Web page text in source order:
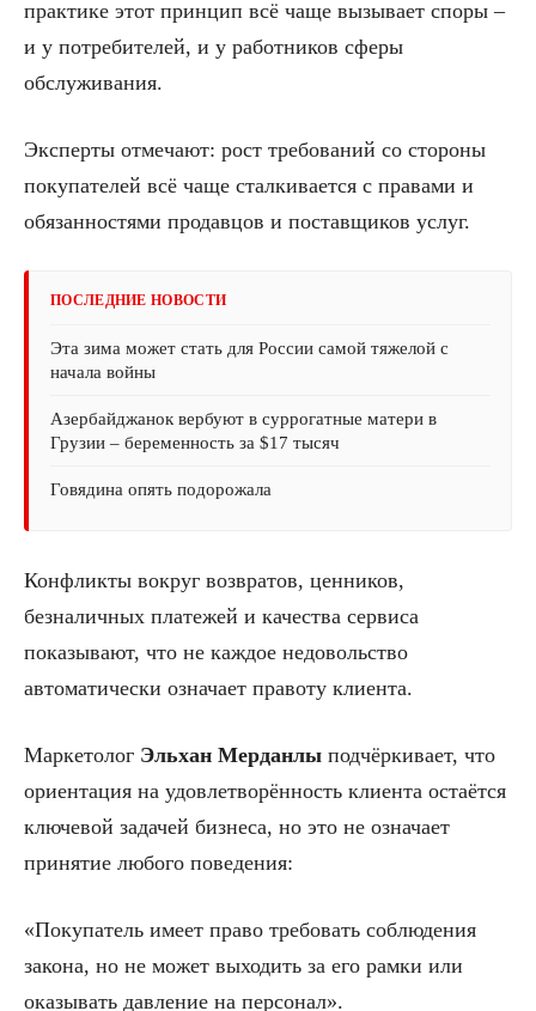
практике этот принцип всё чаще вызывает споры –
и у потребителей, и у работников сферы
обслуживания.
Эксперты отмечают: рост требований со стороны
покупателей всё чаще сталкивается с правами и
обязанностями продавцов и поставщиков услуг.
ПОСЛЕДНИЕ НОВОСТИ
Эта зима может стать для России самой тяжелой с
начала войны
Азербайджанок вербуют в суррогатные матери в
Грузии – беременность за $17 тысяч
Говядина опять подорожала
Конфликты вокруг возвратов, ценников,
безналичных платежей и качества сервиса
показывают, что не каждое недовольство
автоматически означает правоту клиента.
Маркетолог Эльхан Мерданлы подчёркивает, что
ориентация на удовлетворённость клиента остаётся
ключевой задачей бизнеса, но это не означает
принятие любого поведения:
«Покупатель имеет право требовать соблюдения
закона, но не может выходить за его рамки или
оказывать давление на персонал».